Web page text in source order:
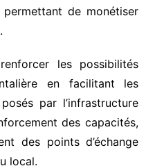
permettant de monétiser
les possibilités
en facilitant les
par l’infrastructure
des capacités,
des points d’échange
local.